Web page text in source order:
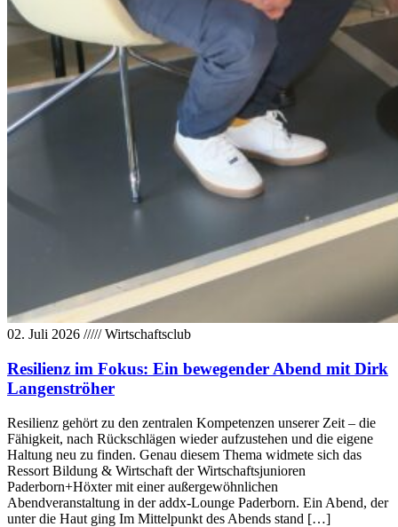
02. Juli 2026 /////Wirtschaftsclub
Resilienz im Fokus: Ein bewegender Abend mit Dirk
Langenströher
Resilienz gehört zu den zentralen Kompetenzen unserer Zeit – die
Fähigkeit, nach Rückschlägen wieder aufzustehen und die eigene
Haltung neu zu finden. Genau diesem Thema widmete sich das
Ressort Bildung & Wirtschaft der Wirtschaftsjunioren
Paderborn+Höxter mit einer außergewöhnlichen
Abendveranstaltung in der addx-Lounge Paderborn. Ein Abend, der
unter die Haut ging Im Mittelpunkt des Abends stand […]